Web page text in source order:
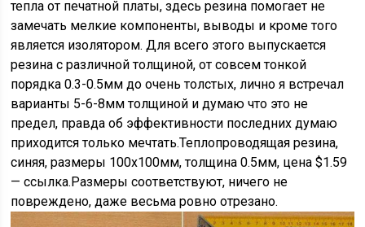
тепла от печатной платы, здесь резина помогает не
замечать мелкие компоненты, выводы и кроме того
является изолятором. Для всего этого выпускается
резина с различной толщиной, от совсем тонкой
порядка 0.3-0.5мм до очень толстых, лично я встречал
варианты 5-6-8мм толщиной и думаю что это не
предел, правда об эффективности последних думаю
приходится только мечтать.Теплопроводящая резина,
синяя, размеры 100х100мм, толщина 0.5мм, цена $1.59
— ссылка.Размеры соответствуют, ничего не
повреждено, даже весьма ровно отрезано.